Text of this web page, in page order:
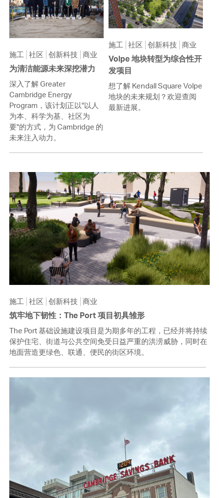
施工 社区 创新科技 商业
为清洁能源未来深挖潜力
深入了解 Greater
Cambridge Energy
Program，该计划正以"以人
为本、科学为基、社区为
要"的方式，为 Cambridge 的
未来注入动力。
施工 社区 创新科技 商业
Volpe 地块转型为综合性开
发项目
想了解 Kendall Square Volpe
地块的未来规划？欢迎查阅
最新进展。
施工 社区 创新科技 商业
筑牢地下韧性：The Port 项目初具雏形
The Port 基础设施建设项目是为期多年的工程，已经并将持续
保护住宅、街道与公共空间免受日益严重的洪涝威胁，同时在
地面营造更绿色、联通、便民的街区环境。